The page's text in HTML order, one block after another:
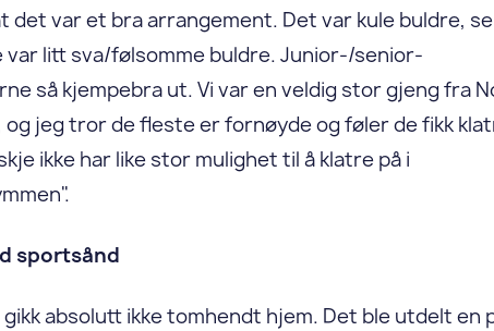
det var et bra arrangement. Det var kule buldre,
var litt sva/følsomme buldre. Junior-/senior-
så kjempebra ut. Vi var en veldig stor gjeng fra
og jeg tror de fleste er fornøyde og føler de fikk
ikke har like stor mulighet til å klatre på i
sportsånd
absolutt ikke tomhendt hjem. Det ble utdelt en